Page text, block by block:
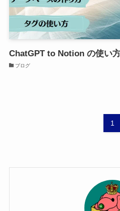
ChatGPT to Notion の使い
ブログ
1